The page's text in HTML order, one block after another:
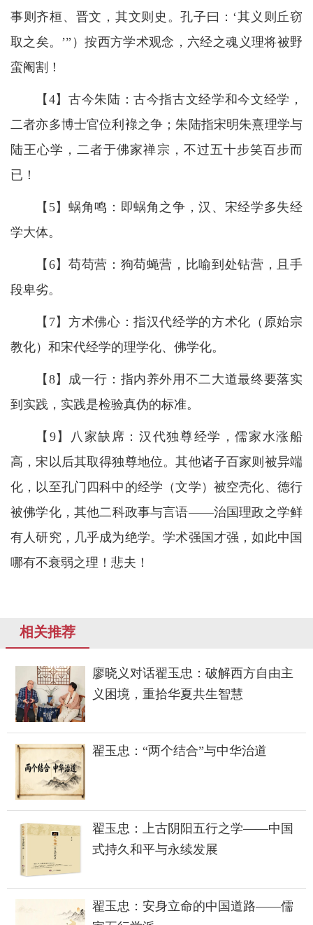
事则齐桓、晋文，其文则史。孔子曰：‘其义则丘窃
取之矣。’”）按西方学术观念，六经之魂义理将被野
蛮阉割！
【4】古今朱陆：古今指古文经学和今文经学，
二者亦多博士官位利䘵之争；朱陆指宋明朱熹理学与
陆王心学，二者于佛家禅宗，不过五十步笑百步而
已！
【5】蜗角鸣：即蜗角之争，汉、宋经学多失经
学大体。
【6】苟苟营：狗苟蝇营，比喻到处钻营，且手
段卑劣。
【7】方术佛心：指汉代经学的方术化（原始宗
教化）和宋代经学的理学化、佛学化。
【8】成一行：指内养外用不二大道最终要落实
到实践，实践是检验真伪的标准。
【9】八家缺席：汉代独尊经学，儒家水涨船
高，宋以后其取得独尊地位。其他诸子百家则被异端
化，以至孔门四科中的经学（文学）被空壳化、德行
被佛学化，其他二科政事与言语——治国理政之学鲜
有人研究，几乎成为绝学。学术强国才强，如此中国
哪有不衰弱之理！悲夫！
相关推荐
廖晓义对话翟玉忠：破解西方自由主
义困境，重拾华夏共生智慧
翟玉忠：“两个结合”与中华治道
翟玉忠：上古阴阳五行之学——中国
式持久和平与永续发展
翟玉忠：安身立命的中国道路——儒